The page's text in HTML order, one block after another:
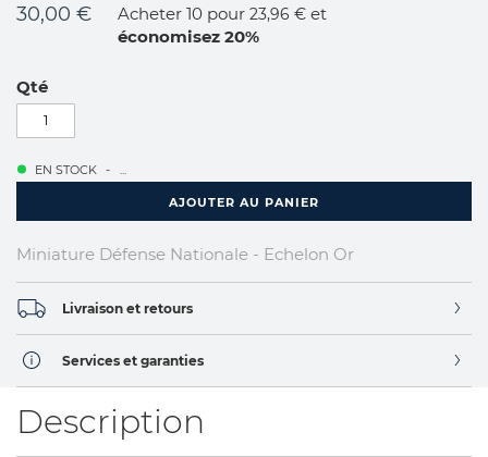
30,00 € Acheter 10 pour 23,96 € et
économisez20%
Qté
EN STOCK
AJOUTER AU PANIER
Miniature Défense Nationale - Echelon Or
Livraison et retours
Services et garanties
Description